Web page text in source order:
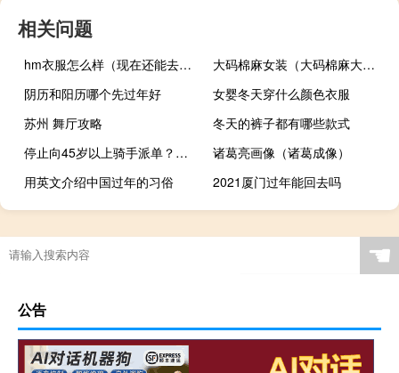
相关问题
hm衣服怎么样（现在还能去hm买衣服吗）
大码棉麻女装（大码棉麻大码宽松）
阴历和阳历哪个先过年好
女婴冬天穿什么颜色衣服
苏州 舞厅攻略
冬天的裤子都有哪些款式
停止向45岁以上骑手派单？美团辟谣
诸葛亮画像（诸葛成像）
用英文介绍中国过年的习俗
2021厦门过年能回去吗
☚
公告